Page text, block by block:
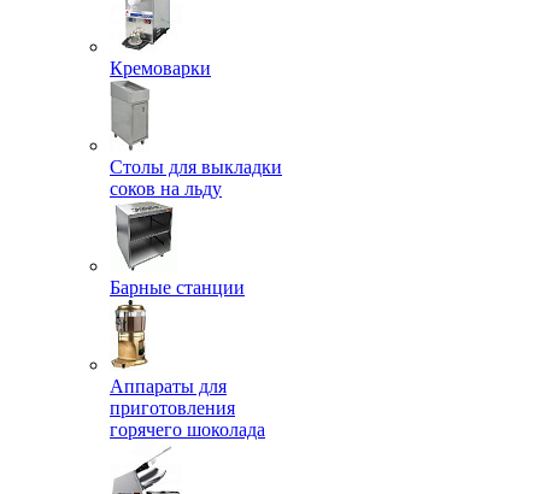
Кремоварки
Столы для выкладки
соков на льду
Барные станции
Аппараты для
приготовления
горячего шоколада